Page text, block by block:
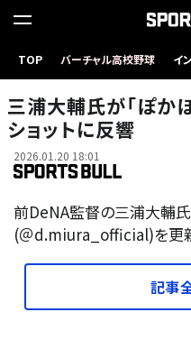
TOP バーチャル高校野球 イ
三浦大輔氏が「ぽ
ショットに反響
2026.01.20 18:01
前DeNA監督の三浦大輔氏
(＠d.miura_official)を更
記事